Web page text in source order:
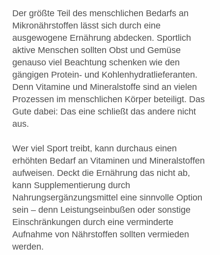
Der größte Teil des menschlichen Bedarfs an
Mikronährstoffen lässt sich durch eine
ausgewogene Ernährung abdecken. Sportlich
aktive Menschen sollten Obst und Gemüse
genauso viel Beachtung schenken wie den
gängigen Protein- und Kohlenhydratlieferanten.
Denn Vitamine und Mineralstoffe sind an vielen
Prozessen im menschlichen Körper beteiligt. Das
Gute dabei: Das eine schließt das andere nicht
aus.
Wer viel Sport treibt, kann durchaus einen
erhöhten Bedarf an Vitaminen und Mineralstoffen
aufweisen. Deckt die Ernährung das nicht ab,
kann Supplementierung durch
Nahrungsergänzungsmittel eine sinnvolle Option
sein – denn Leistungseinbußen oder sonstige
Einschränkungen durch eine verminderte
Aufnahme von Nährstoffen sollten vermieden
werden.